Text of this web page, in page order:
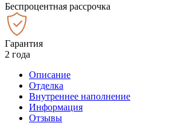
Беспроцентная рассрочка
Гарантия
2 года
Описание
Отделка
Внутреннее наполнение
Информация
Отзывы